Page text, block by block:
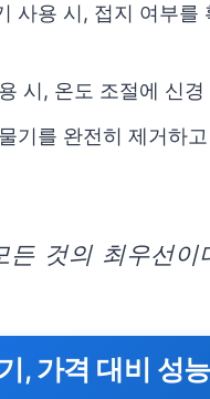
사용 시, 접지 여부를
시, 온도 조절에 신경
기를 완전히 제거하
든 것의 최우선이
, 가격 대비 성